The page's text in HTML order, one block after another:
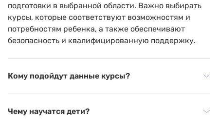
подготовки в выбранной области. Важно выбирать
курсы, которые соответствуют возможностям и
потребностям ребенка, а также обеспечивают
безопасность и квалифицированную поддержку.
Кому подойдут данные курсы?
Чему научатся дети?